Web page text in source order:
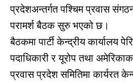
प्रदेशअन्तर्गत पश्चिम प्रवास
परामर्श बैठक सुरु भएको छ।
बैठकमा पार्टी केन्द्रीय कार्यालय
पदाधिकारी र यूरोप तथा
प्रवास प्रदेश समितिमा कार्यरत